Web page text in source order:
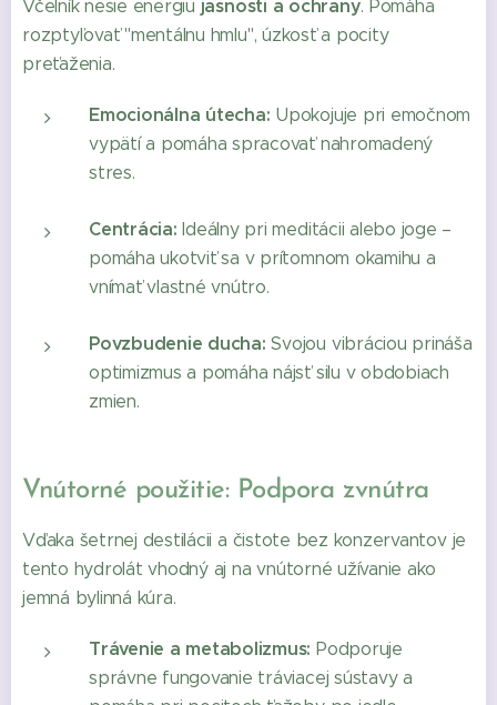
Včelník nesie energiu jasnosti a ochrany. Pomáha
rozptyľovať "mentálnu hmlu", úzkosť a pocity
preťaženia.
Emocionálna útecha: Upokojuje pri emočnom
vypätí a pomáha spracovať nahromadený
stres.
Centrácia: Ideálny pri meditácii alebo joge –
pomáha ukotviť sa v prítomnom okamihu a
vnímať vlastné vnútro.
Povzbudenie ducha: Svojou vibráciou prináša
optimizmus a pomáha nájsť silu v obdobiach
zmien.
Vnútorné použitie: Podpora zvnútra
Vďaka šetrnej destilácii a čistote bez konzervantov je
tento hydrolát vhodný aj na vnútorné užívanie ako
jemná bylinná kúra.
Trávenie a metabolizmus: Podporuje
správne fungovanie tráviacej sústavy a